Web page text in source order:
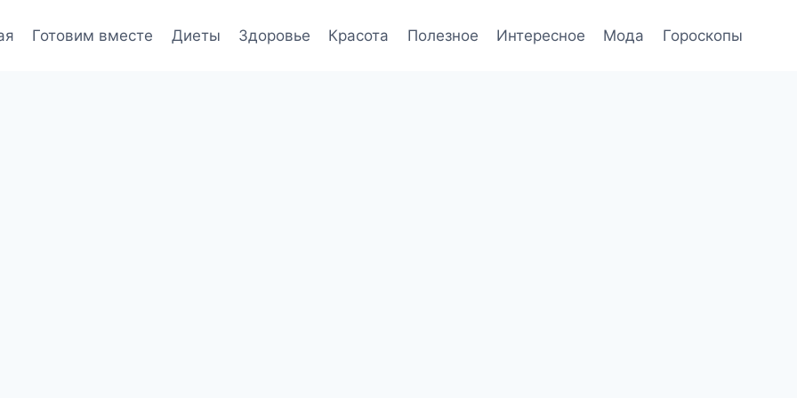
Готовим вместе Диеты Здоровье Красота Полезное Интересное Мода Гороскопы